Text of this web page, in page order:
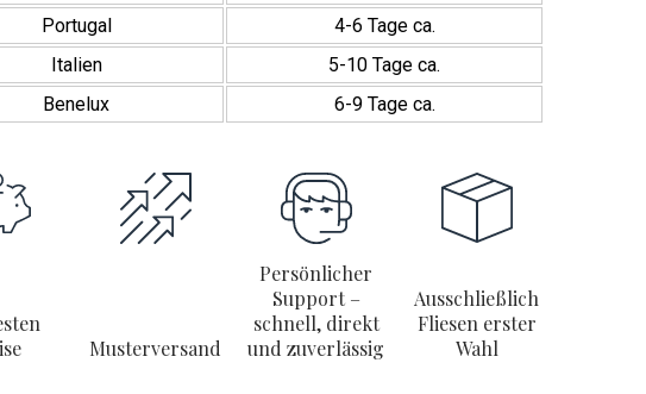
Portugal
4-6 Tage ca.
Italien
5-10 Tage ca.
Benelux
6-9 Tage ca.
Musterversand
Persönlicher
Support –
schnell, direkt
und zuverlässig
Ausschließlich
Fliesen erster
Wahl